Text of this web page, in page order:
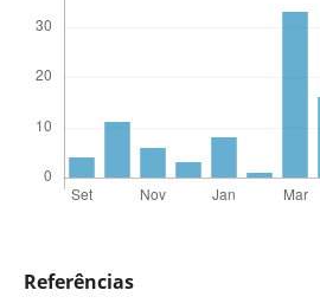
Referências